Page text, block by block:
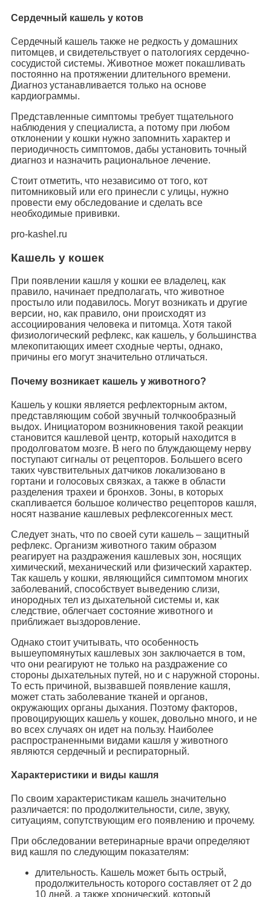
Сердечный кашель у котов
Сердечный кашель также не редкость у домашних
питомцев, и свидетельствует о патологиях сердечно-
сосудистой системы. Животное может покашливать
постоянно на протяжении длительного времени.
Диагноз устанавливается только на основе
кардиограммы.
Представленные симптомы требует тщательного
наблюдения у специалиста, а потому при любом
отклонении у кошки нужно запомнить характер и
периодичность симптомов, дабы установить точный
диагноз и назначить рациональное лечение.
Стоит отметить, что независимо от того, кот
питомниковый или его принесли с улицы, нужно
провести ему обследование и сделать все
необходимые прививки.
pro-kashel.ru
Кашель у кошек
При появлении кашля у кошки ее владелец, как
правило, начинает предполагать, что животное
простыло или подавилось. Могут возникать и другие
версии, но, как правило, они происходят из
ассоциирования человека и питомца. Хотя такой
физиологический рефлекс, как кашель, у большинства
млекопитающих имеет сходные черты, однако,
причины его могут значительно отличаться.
Почему возникает кашель у животного?
Кашель у кошки является рефлекторным актом,
представляющим собой звучный толчкообразный
выдох. Инициатором возникновения такой реакции
становится кашлевой центр, который находится в
продолговатом мозге. В него по блуждающему нерву
поступают сигналы от рецепторов. Большего всего
таких чувствительных датчиков локализовано в
гортани и голосовых связках, а также в области
разделения трахеи и бронхов. Зоны, в которых
скапливается большое количество рецепторов кашля,
носят название кашлевых рефлексогенных мест.
Следует знать, что по своей сути кашель – защитный
рефлекс. Организм животного таким образом
реагирует на раздражения кашлевых зон, носящих
химический, механический или физический характер.
Так кашель у кошки, являющийся симптомом многих
заболеваний, способствует выведению слизи,
инородных тел из дыхательной системы и, как
следствие, облегчает состояние животного и
приближает выздоровление.
Однако стоит учитывать, что особенность
вышеупомянутых кашлевых зон заключается в том,
что они реагируют не только на раздражение со
стороны дыхательных путей, но и с наружной стороны.
То есть причиной, вызвавшей появление кашля,
может стать заболевание тканей и органов,
окружающих органы дыхания. Поэтому факторов,
провоцирующих кашель у кошек, довольно много, и не
во всех случаях он идет на пользу. Наиболее
распространенными видами кашля у животного
являются сердечный и респираторный.
Характеристики и виды кашля
По своим характеристикам кашель значительно
различается: по продолжительности, силе, звуку,
ситуациям, сопутствующим его появлению и прочему.
При обследовании ветеринарные врачи определяют
вид кашля по следующим показателям:
длительность. Кашель может быть острый,
продолжительность которого составляет от 2 до
10 дней, а также хронический, который